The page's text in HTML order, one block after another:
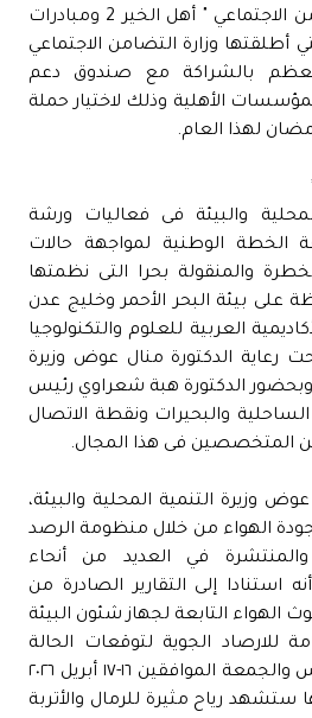
فى احتفالية وزارة التضامن الاجتماعي " أهل الخير 2 ومبادرات
لعام 2026 " والتي أطلقتها وزارة التضامن الاجتماعي
بالشراكة مع صندوق دعم
الأهلية وذلك لاختيار حملة
لهذا العام.
والبيئة فى فعاليات ورشة
الخطة الوطنية لمواجهة حالات
والمنقولة بحرا التى نظمتها
على بيئة البحر الأحمر وخليج عدن
العربية للعلوم والتكنولوجيا
رعاية الدكتورة منال عوض وزيرة
، وبحضور الدكتورة هبة شعراوي رئيس
الساحلية والبحيرات ونقطة الاتصال
المتخصصين فى هذا المجال.
وزيرة التنمية المحلية والبيئة،
جودة الهواء من خلال منظومة الرصد
في العديد من أنحاء
استنادا إلى التقارير الصادرة من
الهواء التابعة لجهاز شئون البيئة
للارصاد الجوية لتوقعات الحالة
الجوية خلال يومي الخميس والجمعة الموافقين ١٦-١٧ أبريل ٢٠٢٦
ستشهد رياح مثيرة للرمال والأتربة